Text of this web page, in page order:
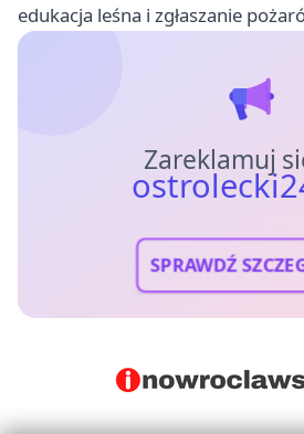
edukacja leśna i zgłaszanie
Zareklamuj
SPRAWDŹ